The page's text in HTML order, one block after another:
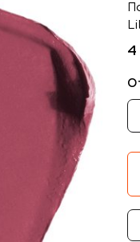
4